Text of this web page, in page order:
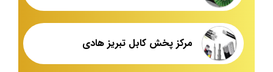
مرکز پخش کابل تبریز هادی